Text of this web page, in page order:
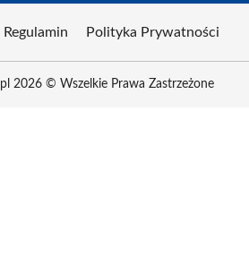
Regulamin Polityka Prywatności
2026 © Wszelkie Prawa Zastrzeżone